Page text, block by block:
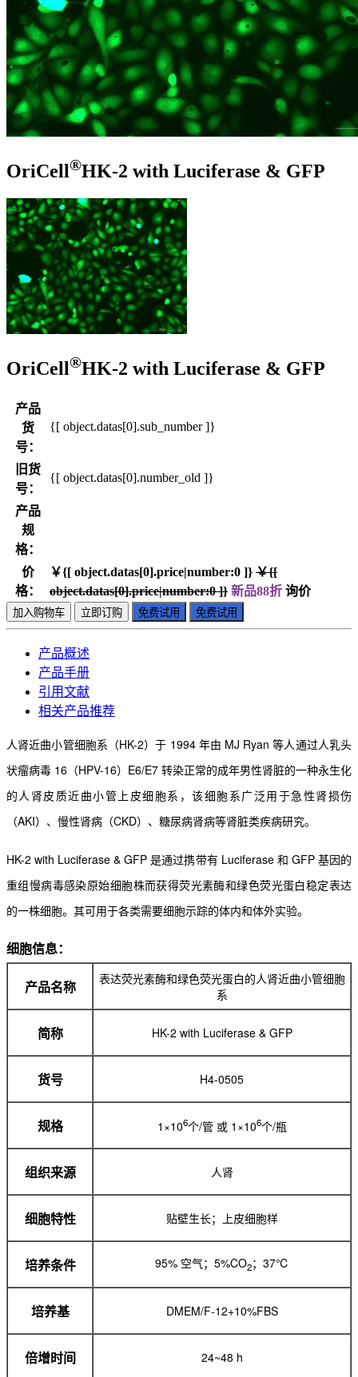
OriCell®HK-2 with Luciferase & GFP
OriCell®HK-2 with Luciferase & GFP
产品
货
号：
{[ object.datas[0].sub_number ]}
旧货
号：
{[ object.datas[0].number_old ]}
产品
规
格：
价
格：
￥{[ object.datas[0].price|number:0 ]} ￥{[
object.datas[0].price|number:0 ]} 新品88折 询价
加入购物车 立即订购 免费试用 免费试用
产品概述
产品手册
引用文献
相关产品推荐
人肾近曲小管细胞系（HK-2）于 1994 年由 MJ Ryan 等人通过人乳头
状瘤病毒 16（HPV-16）E6/E7 转染正常的成年男性肾脏的一种永生化
的人肾皮质近曲小管上皮细胞系，该细胞系广泛用于急性肾损伤
（AKI）、慢性肾病（CKD）、糖尿病肾病等肾脏类疾病研究。
HK-2 with Luciferase & GFP 是通过携带有 Luciferase 和 GFP 基因的
重组慢病毒感染原始细胞株而获得荧光素酶和绿色荧光蛋白稳定表达
的一株细胞。其可用于各类需要细胞示踪的体内和体外实验。
细胞信息：
产品名称
表达荧光素酶和绿色荧光蛋白的人肾近曲小管细胞
系
简称 HK-2 with Luciferase & GFP
货号 H4-0505
规格 1×106个/管 或 1×106个/瓶
组织来源 人肾
细胞特性 贴壁生长；上皮细胞样
培养条件 95% 空气；5%CO2；37℃
培养基 DMEM/F-12+10%FBS
倍增时间 24~48 h